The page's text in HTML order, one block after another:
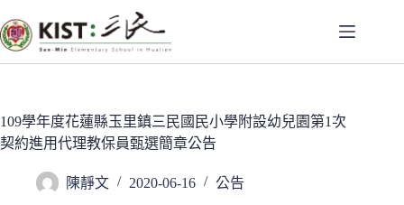
至
主
容
109學年度花蓮縣玉里鎮三民國民小學附設幼兒園第1次
契約進用代理教保員甄選簡章公告
陳靜文 2020-06-16 公告